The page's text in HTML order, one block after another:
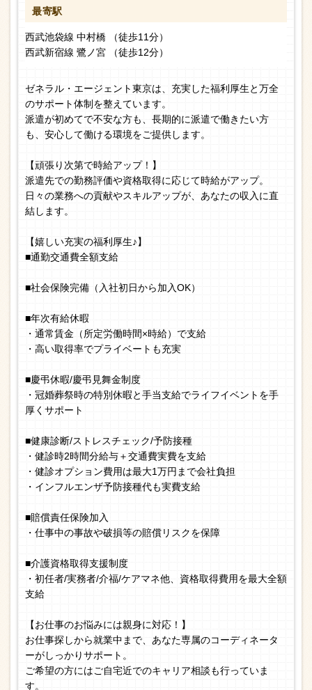
最寄駅
西武池袋線 中村橋 （徒歩11分）
西武新宿線 鷺ノ宮 （徒歩12分）
ゼネラル・エージェント東京は、充実した福利厚生と万全
のサポート体制を整えています。
派遣が初めてで不安な方も、長期的に派遣で働きたい方
も、安心して働ける環境をご提供します。
【頑張り次第で時給アップ！】
派遣先での勤務評価や資格取得に応じて時給がアップ。
日々の業務への貢献やスキルアップが、あなたの収入に直
結します。
【嬉しい充実の福利厚生♪】
■通勤交通費全額支給
■社会保険完備（入社初日から加入OK）
■年次有給休暇
・通常賃金（所定労働時間×時給）で支給
・高い取得率でプライベートも充実
■慶弔休暇/慶弔見舞金制度
・冠婚葬祭時の特別休暇と手当支給でライフイベントを手
厚くサポート
■健康診断/ストレスチェック/予防接種
・健診時2時間分給与＋交通費実費を支給
・健診オプション費用は最大1万円まで会社負担
・インフルエンザ予防接種代も実費支給
■賠償責任保険加入
・仕事中の事故や破損等の賠償リスクを保障
■介護資格取得支援制度
・初任者/実務者/介福/ケアマネ他、資格取得費用を最大全額
支給
【お仕事のお悩みには親身に対応！】
お仕事探しから就業中まで、あなた専属のコーディネータ
ーがしっかりサポート。
ご希望の方にはご自宅近でのキャリア相談も行っていま
す。